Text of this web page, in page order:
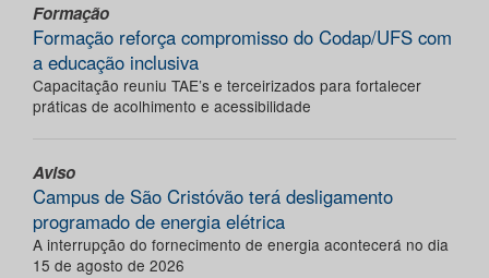
Formação
Formação reforça compromisso do Codap/UFS com
a educação inclusiva
Capacitação reuniu TAE’s e terceirizados para fortalecer
práticas de acolhimento e acessibilidade
Aviso
Campus de São Cristóvão terá desligamento
programado de energia elétrica
A interrupção do fornecimento de energia acontecerá no dia
15 de agosto de 2026